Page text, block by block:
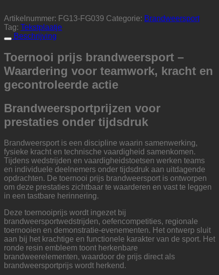
Artikelnummer: FG13-FG039 Categorie: Brandweersport
Tag: Tekstplaatje
Beschrijving
Toernooi prijs brandweersport –
Waardering voor teamwork, kracht en
gecontroleerde actie
Brandweersportprijzen voor
prestaties onder tijdsdruk
Brandweersport is een discipline waarin samenwerking,
fysieke kracht en technische vaardigheid samenkomen.
Tijdens wedstrijden en vaardigheidstoetsen werken teams
en individuele deelnemers onder tijdsdruk aan uitdagende
opdrachten. De toernooi prijs brandweersport is ontworpen
om deze prestaties zichtbaar te waarderen en vast te leggen
in een tastbare herinnering.
Deze toernooiprijs wordt ingezet bij
brandweersportwedstrijden, oefencompetities, regionale
toernooien en demonstratie-evenementen. Het ontwerp sluit
aan bij het krachtige en functionele karakter van de sport. Het
ronde resin embleem toont herkenbare
brandweerelementen, waardoor de prijs direct als
brandweersportprijs wordt herkend.